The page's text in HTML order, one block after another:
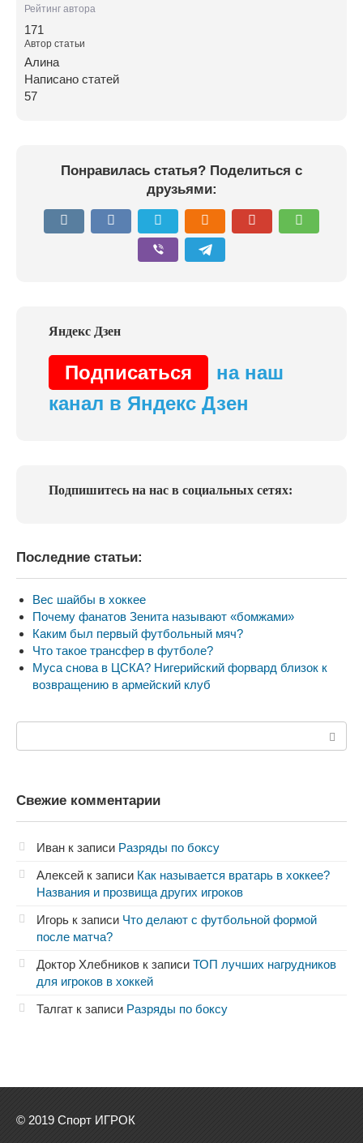
Рейтинг автора
171
Автор статьи
Алина
Написано статей
57
Понравилась статья? Поделиться с
друзьями:
Подписаться
на наш
канал в Яндекс Дзен
Подпишитесь на нас в социальных сетях:
Последние статьи:
Вес шайбы в хоккее
Почему фанатов Зенита называют «бомжами»
Каким был первый футбольный мяч?
Что такое трансфер в футболе?
Муса снова в ЦСКА? Нигерийский форвард близок к
возвращению в армейский клуб
Свежие комментарии
Иван к записи Разряды по боксу
Алексей к записи Как называется вратарь в хоккее?
Названия и прозвища других игроков
Игорь к записи Что делают с футбольной формой
после матча?
Доктор Хлебников к записи ТОП лучших нагрудников
для игроков в хоккей
Талгат к записи Разряды по боксу
© 2019 Спорт ИГРОК